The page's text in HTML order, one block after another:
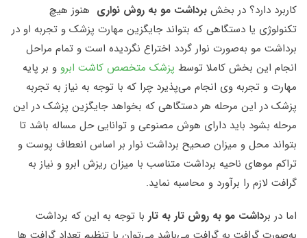
کاربرد دارد؟ در بخش برداشت مو به روش نواری هنوز هیچ
تکنولوژی یا دستگاهی که بتواند جایگزین مهارت پزشک و تجربه او در
برداشت مو به‌صورت نوار گردد اختراع نگردیده است و تمام مراحل
انجام این بخش کاملا توسط پزشک متخصص کاشت ابرو و بر پایه
مهارت و تجربه وی انجام می‌پذیرد چرا که با توجه به نیاز به تجربه
پزشک در این مرحله هر دستگاهی که بخواهد جایگزین پزشک در این
مرحله بشود باید دارای هوش مصنوعی و توانایی حل مساله باشد تا
بتواند محل و میزان صحیح برداشت نوار بر اساس انعطاف پوست و
تراکم موهای ناحیه برداشت متناسب با میزان ریزش ابرو و نیاز به
گرافت لازم را برآورد و محاسبه نماید.
اما در برداشت مو به روش تار به تار با توجه به این که برداشت